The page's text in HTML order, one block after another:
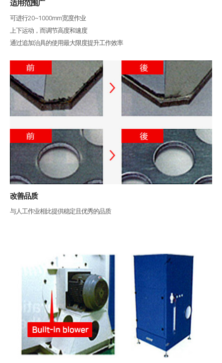
客户支援
服务
资源
社会贡献
社会贡献简介
社会贡献活动
活动评论
适用范围广
可进行20~1000mm宽度作业
上下运动，而调节高度和速度
通过追加治具的使用最大限度提升工作效率
改善品质
与人工作业相比提供稳定且优秀的品质